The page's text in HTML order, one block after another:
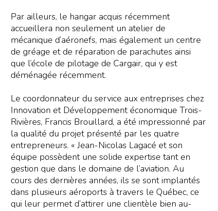
Par ailleurs, le hangar acquis récemment
accueillera non seulement un atelier de
mécanique d’aéronefs, mais également un centre
de gréage et de réparation de parachutes ainsi
que l’école de pilotage de Cargair, qui y est
déménagée récemment.
Le coordonnateur du service aux entreprises chez
Innovation et Développement économique Trois-
Rivières, Francis Brouillard, a été impressionné par
la qualité du projet présenté par les quatre
entrepreneurs. « Jean-Nicolas Lagacé et son
équipe possèdent une solide expertise tant en
gestion que dans le domaine de l’aviation. Au
cours des dernières années, ils se sont implantés
dans plusieurs aéroports à travers le Québec, ce
qui leur permet d’attirer une clientèle bien au-